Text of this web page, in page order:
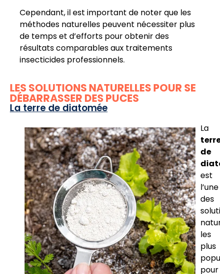
Cependant, il est important de noter que les
méthodes naturelles peuvent nécessiter plus
de temps et d’efforts pour obtenir des
résultats comparables aux traitements
insecticides professionnels.
LES SOLUTIONS NATURELLES POUR SE
DÉBARRASSER DES PUCES
La terre de diatomée
La
de
est
l’une
des
les
plus
pour